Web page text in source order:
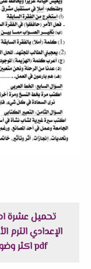
تحميل عشرة
pdf اكثر وضوحاً جاهز للطباعة عبر الرابط التالي :